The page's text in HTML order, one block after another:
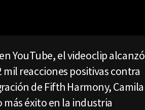
YouTube, el videoclip alcanzó
mil reacciones positivas contra
de Fifth Harmony, Camila
más éxito en la industria